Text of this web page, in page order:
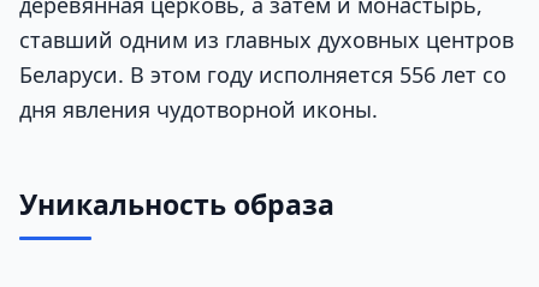
ставший одним из главных духовных центров
Беларуси. В этом году исполняется 556 лет со
дня явления чудотворной иконы.
Уникальность образа